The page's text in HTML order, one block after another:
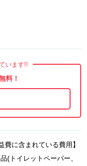
います!!
料！
に含まれている費用】
(トイレットペーパー、